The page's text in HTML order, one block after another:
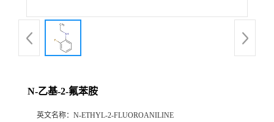
联
系
N-乙基-2-氟苯胺
英文名称： N-ETHYL-2-FLUOROANILINE